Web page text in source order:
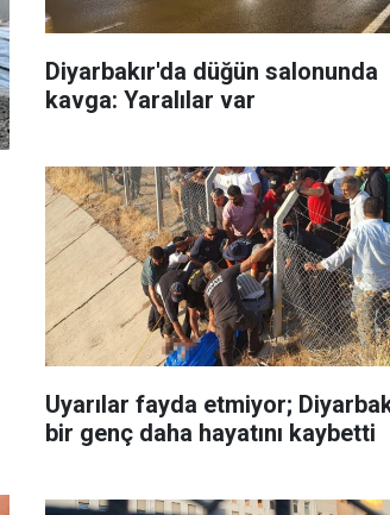
Diyarbakır'da düğün salonunda
kavga: Yaralılar var
Uyarılar fayda etmiyor;
bir genç daha hayatını kaybetti